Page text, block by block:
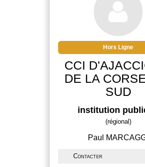
Hors Ligne
CCI
DE LA
SUD
institution
(régional)
Paul
Contacter